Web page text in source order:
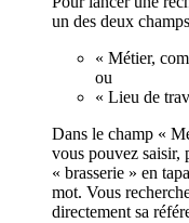
un des deux
« Métier,
ou
« Lieu de
Dans le champ «
vous pouvez saisir,
« brasserie » en
mot. Vous
directement sa